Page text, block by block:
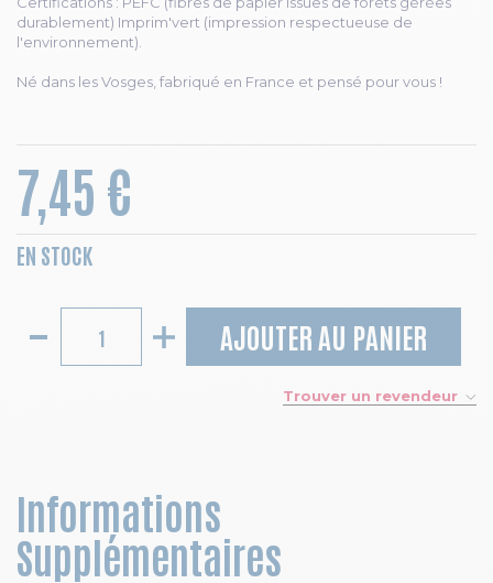
durablement) Imprim'vert (impression respectueuse de
l'environnement).
Né dans les Vosges, fabriqué en France et pensé pour vous !
7,45 €
EN STOCK
AJOUTER AU PANIER
Trouver un revendeur
Informations
Supplémentaires